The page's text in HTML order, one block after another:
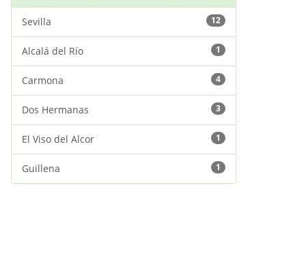
Sevilla 12
Alcalá del Río 1
Carmona 4
Dos Hermanas 3
El Viso del Alcor 1
Guillena 1